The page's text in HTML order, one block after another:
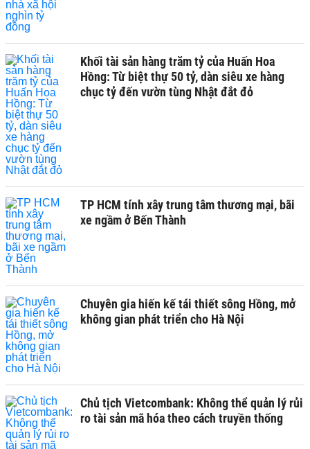
Khối tài sản hàng trăm tỷ của Huấn Hoa
Hồng: Từ biệt thự 50 tỷ, dàn siêu xe hàng
chục tỷ đến vườn tùng Nhật đắt đỏ
TP HCM tính xây trung tâm thương mại, bãi
xe ngầm ở Bến Thành
Chuyên gia hiến kế tái thiết sông Hồng, mở
không gian phát triển cho Hà Nội
Chủ tịch Vietcombank: Không thể quản lý rủi
ro tài sản mã hóa theo cách truyền thống